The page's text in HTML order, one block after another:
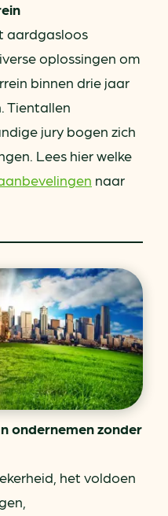
aardgasloos
oplossingen om
binnen drie jaar
Tientallen
jury bogen zich
Lees hier welke
naar
ondernemen zonder
het voldoen